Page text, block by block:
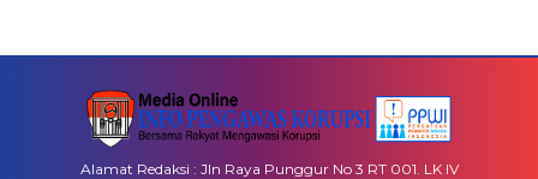
Alamat Redaksi : Jln Raya Punggur No 3 RT 001. LK IV